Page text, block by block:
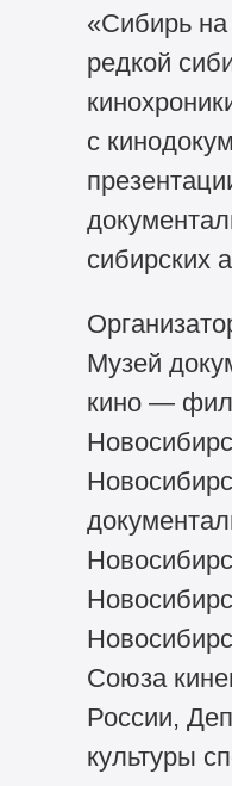
«Сибирь на
редкой
с
сибирских
Музей
кино —
Союза
России,
культуры